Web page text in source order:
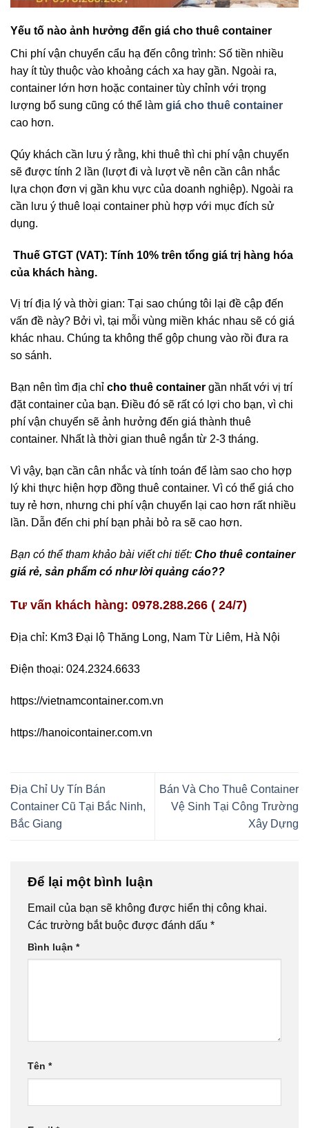
Yếu tố nào ảnh hưởng đến giá cho thuê container
Chi phí vận chuyển cẩu hạ đến công trình: Số tiền nhiều
hay ít tùy thuộc vào khoảng cách xa hay gần. Ngoài ra,
container lớn hơn hoặc container tùy chỉnh với trọng
lượng bổ sung cũng có thể làm giá cho thuê container
cao hơn.
Qúy khách cần lưu ý rằng, khi thuê thì chi phí vận chuyển
sẽ được tính 2 lần (lượt đi và lượt về nên cần cân nhắc
lựa chọn đơn vị gần khu vực của doanh nghiệp). Ngoài ra
cần lưu ý thuê loại container phù hợp với mục đích sử
dụng.
Thuế GTGT (VAT): Tính 10% trên tổng giá trị hàng hóa
của khách hàng.
Vị trí địa lý và thời gian: Tại sao chúng tôi lại đề cập đến
vấn đề này? Bởi vì, tại mỗi vùng miền khác nhau sẽ có giá
khác nhau. Chúng ta không thể gộp chung vào rồi đưa ra
so sánh.
Bạn nên tìm địa chỉ cho thuê container gần nhất với vị trí
đặt container của bạn. Điều đó sẽ rất có lợi cho bạn, vì chi
phí vận chuyển sẽ ảnh hưởng đến giá thành thuê
container. Nhất là thời gian thuê ngắn từ 2-3 tháng.
Vì vậy, bạn cần cân nhắc và tính toán để làm sao cho hợp
lý khi thực hiện hợp đồng thuê container. Vì có thể giá cho
tuy rẻ hơn, nhưng chi phí vận chuyển lại cao hơn rất nhiều
lần. Dẫn đến chi phí bạn phải bỏ ra sẽ cao hơn.
Bạn có thể tham khảo bài viết chi tiết: Cho thuê container
giá rẻ, sản phẩm có như lời quảng cáo??
Tư vấn khách hàng: 0978.288.266 ( 24/7)
Địa chỉ: Km3 Đại lộ Thăng Long, Nam Từ Liêm, Hà Nội
Điện thoại: 024.2324.6633
https://vietnamcontainer.com.vn
https://hanoicontainer.com.vn
Địa Chỉ Uy Tín Bán
Container Cũ Tại Bắc Ninh,
Bắc Giang
Bán Và Cho Thuê Container
Vệ Sinh Tại Công Trường
Xây Dựng
Để lại một bình luận
Email của bạn sẽ không được hiển thị công khai.
Các trường bắt buộc được đánh dấu *
Bình luận *
Tên *